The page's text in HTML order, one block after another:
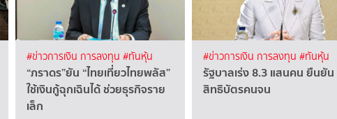
#ข่าวการเงิน การลงทุน #ทันหุ้น
“ภราดร”ยัน “ไทยเที่ยวไทยพลัส”
ใช้เงินกู้ฉุกเฉินได้ ช่วยธุรกิจราย
เล็ก
#ข่าวการเงิน การลงทุน #ทันหุ้น
รัฐบาลเร่ง 8.3 แสนคน ยืนยัน
สิทธิบัตรคนจน